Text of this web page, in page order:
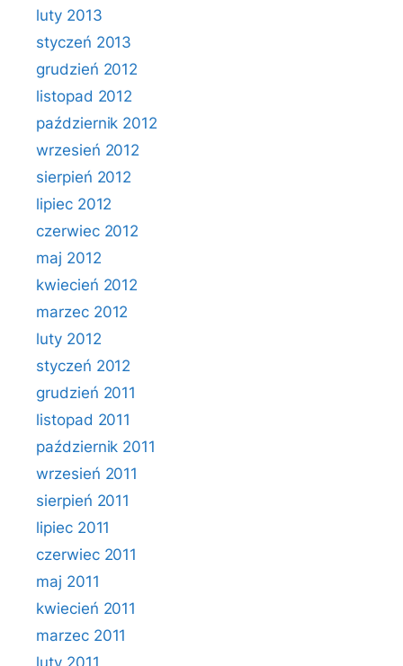
luty 2013
styczeń 2013
grudzień 2012
listopad 2012
październik 2012
wrzesień 2012
sierpień 2012
lipiec 2012
czerwiec 2012
maj 2012
kwiecień 2012
marzec 2012
luty 2012
styczeń 2012
grudzień 2011
listopad 2011
październik 2011
wrzesień 2011
sierpień 2011
lipiec 2011
czerwiec 2011
maj 2011
kwiecień 2011
marzec 2011
luty 2011